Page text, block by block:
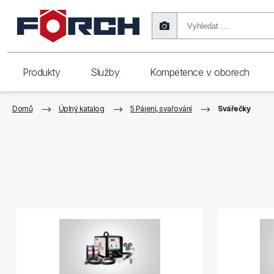
Produkty Služby Kompetence v oborech
Domů Úplný katalog 5 Pájení, svařování Svářečky